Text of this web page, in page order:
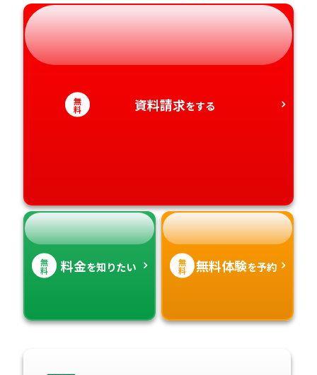
岐阜県
静岡県
愛知県
奈良県
和歌山県
山口県
徳島県
香川県
熊本県
大分県
宮崎県
無
料 資料請求をする
無
料 料金を知りたい 無
料 無料体験を予約